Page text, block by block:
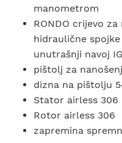
manometrom
RONDO crijevo
hidraulične spojke
unutrašnji navoj
pištolj za
dizna na pištolju
Stator airless 306
Rotor airless 306
zapremina